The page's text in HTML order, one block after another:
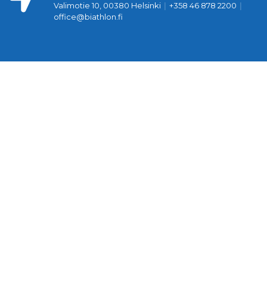
Valimotie 10, 00380 Helsinki | +358 46 878 2200 |
office@biathlon.fi